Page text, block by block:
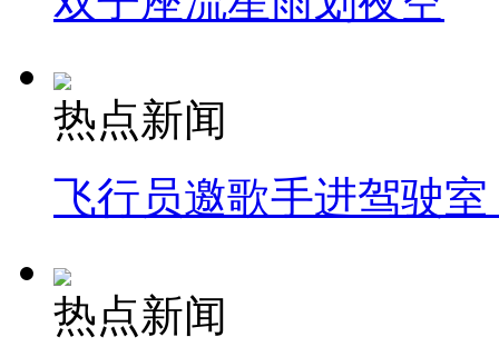
热点新闻
飞行员邀歌手进驾驶
热点新闻